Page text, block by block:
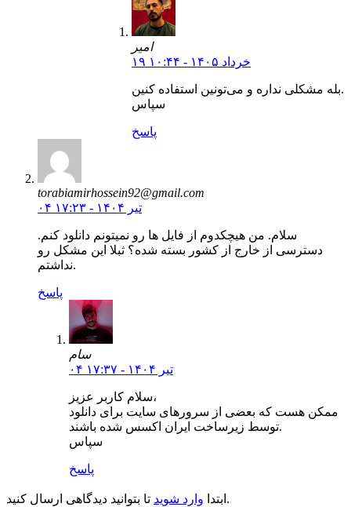
امیر
۱۹ خرداد ۱۴۰۵ - ۱۰:۴۴
بله مشکلی نداره و می‌تونین استفاده کنین.
سپاس
پاسخ
torabiamirhossein92@gmail.com
۰۴ تیر ۱۴۰۴ - ۱۷:۲۳
سلام. من هیچکدوم از فایل ها رو نمیتونم دانلود کنم.
دسترسی از خارج از کشور بسته شده؟ ثبلا این مشکل رو
نداشتم.
پاسخ
سام
۰۴ تیر ۱۴۰۴ - ۱۷:۳۷
سلام کاربر عزیز،
ممکن هست که بعضی از سرورهای سایت برای دانلود
توسط زیرساخت ایران اکسس شده باشند.
سپاس
پاسخ
ابتدا وارد شوید تا بتوانید دیدگاهی ارسال کنید.